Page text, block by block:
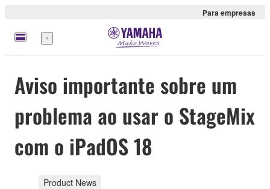
Para empresas
Menu
Aviso importante sobre um
problema ao usar o StageMix
com o iPadOS 18
Product News